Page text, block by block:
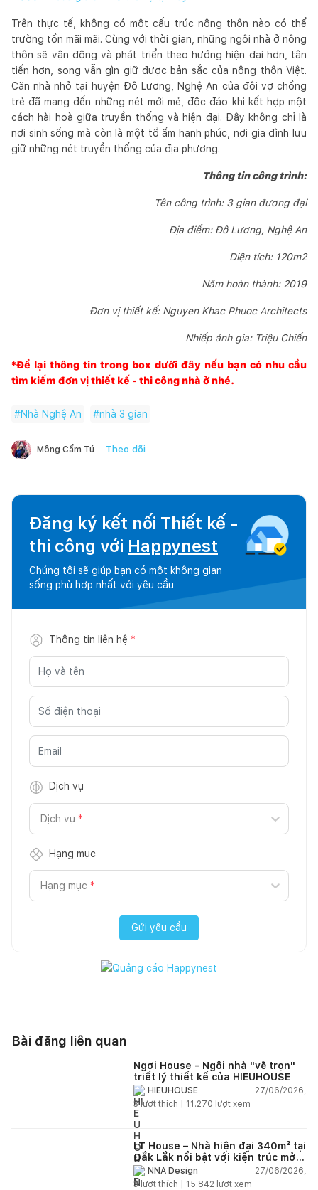
Trên thực tế, không có một cấu trúc nông thôn nào có thể
trường tồn mãi mãi. Cùng với thời gian, những ngôi nhà ở nông
thôn sẽ vận động và phát triển theo hướng hiện đại hơn, tân
tiến hơn, song vẫn gìn giữ được bản sắc của nông thôn Việt.
Căn nhà nhỏ tại huyện Đô Lương, Nghệ An của đôi vợ chồng
trẻ đã mang đến những nét mới mẻ, độc đáo khi kết hợp một
cách hài hoà giữa truyền thống và hiện đại. Đây không chỉ là
nơi sinh sống mà còn là một tổ ấm hạnh phúc, nơi gia đình lưu
giữ những nét truyền thống của địa phương.
Thông tin công trình:
Tên công trình: 3 gian đương đại
Địa điểm: Đô Lương, Nghệ An
Diện tích: 120m2
Năm hoàn thành: 2019
Đơn vị thiết kế: Nguyen Khac Phuoc Architects
Nhiếp ảnh gia: Triệu Chiến
*Để lại thông tin trong box dưới đây nếu bạn có nhu cầu
tìm kiếm đơn vị thiết kế - thi công nhà ở nhé.
#Nhà Nghệ An #nhà 3 gian
Mông Cẩm Tú Theo dõi
Đăng ký kết nối Thiết kế -
thi công với Happynest
Chúng tôi sẽ giúp bạn có một không gian
sống phù hợp nhất với yêu cầu
Thông tin liên hệ *
Dịch vụ
Dịch vụ *
Hạng mục
Hạng mục *
Gửi yêu cầu
Bài đăng liên quan
Ngơi House - Ngôi nhà "vẽ trọn"
triết lý thiết kế của HIEUHOUSE
HIEUHOUSE
27/06/2026,
3lượt thích | 11.270 lượt xem
LT House – Nhà hiện đại 340m² tại
Đắk Lắk nổi bật với kiến trúc mở
và hệ sân vườn kết nối thiên
nhiên
NNA Design
27/06/2026,
3lượt thích | 15.842 lượt xem